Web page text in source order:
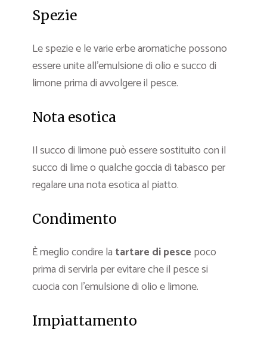
Spezie
Le spezie e le varie erbe aromatiche possono
essere unite all’emulsione di olio e succo di
limone prima di avvolgere il pesce.
Nota esotica
Il succo di limone può essere sostituito con il
succo di lime o qualche goccia di tabasco per
regalare una nota esotica al piatto.
Condimento
È meglio condire la tartare di pesce poco
prima di servirla per evitare che il pesce si
cuocia con l’emulsione di olio e limone.
Impiattamento